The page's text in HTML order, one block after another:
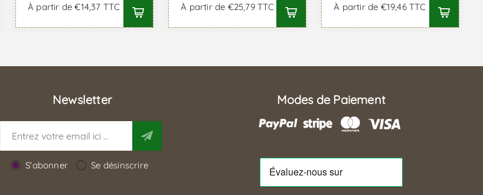
À partir de €14,37 TTC À partir de €25,79 TTC À partir de €19,46 TTC
Newsletter
S'abonner Se désinscrire
Modes de Paiement